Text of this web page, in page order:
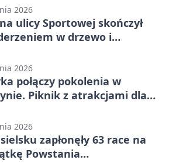
2026
ulicy Sportowej skończył
w drzewo i
2026
połączy pokolenia w
Piknik z atrakcjami dla
2026
zapłonęły 63 race na
Powstania